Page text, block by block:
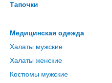
Тапочки
Медицинская одежда
Халаты мужские
Халаты женские
Костюмы мужские